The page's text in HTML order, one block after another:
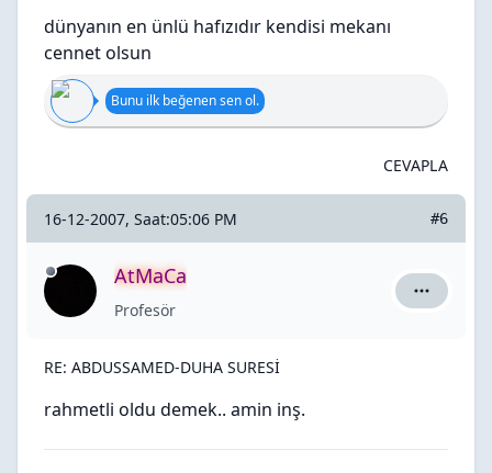
dünyanın en ünlü hafızıdır kendisi mekanı
cennet olsun
Bunu ilk beğenen sen ol.
CEVAPLA
16-12-2007, Saat:05:06 PM #6
AtMaCa
Profesör AtMaCa
RE: ABDUSSAMED-DUHA SURESİ
rahmetli oldu demek.. amin inş.